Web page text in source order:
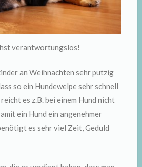
verantwortungslos!
an Weihnachten sehr putzig
so ein Hundewelpe sehr schnell
es z.B. bei einem Hund nicht
ein Hund ein angenehmer
es sehr viel Zeit, Geduld